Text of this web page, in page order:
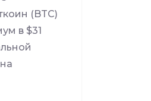
(BTC)
в $31